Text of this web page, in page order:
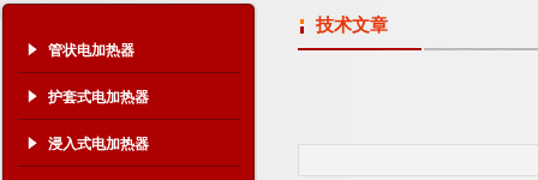
管状电加热器
护套式电加热器
浸入式电加热器
技术文章